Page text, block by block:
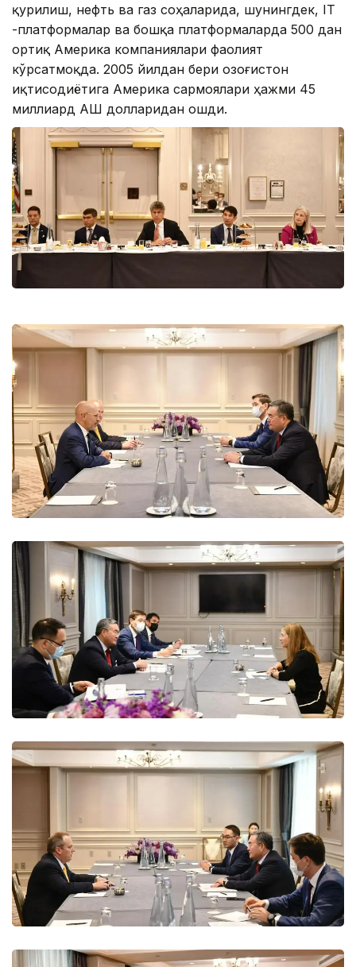
қурилиш, нефть ва газ соҳаларида, шунингдек, IT
-платформалар ва бошқа платформаларда 500 дан
ортиқ Aмерика компаниялари фаолият
кўрсатмоқда. 2005 йилдан бери Қозоғистон
иқтисодиётига Aмерика сармоялари ҳажми 45
миллиард AҚШ долларидан ошди.